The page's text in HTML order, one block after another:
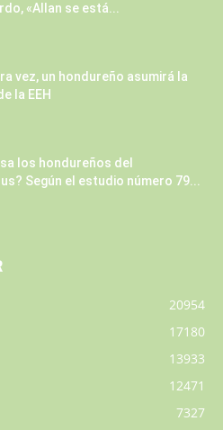
«Allan se está...
vez, un hondureño asumirá la
la EEH
los hondureños del
Según el estudio número 79...
20954
17180
13933
12471
7327